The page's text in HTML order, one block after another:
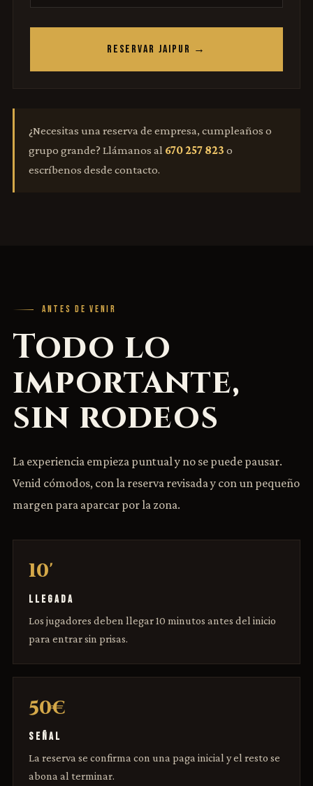
RESERVAR JAIPUR →
¿Necesitas una reserva de empresa, cumpleaños o
grupo grande? Llámanos al 670 257 823 o
escríbenos desde contacto.
ANTES DE VENIR
Todo lo
importante,
sin rodeos
La experiencia empieza puntual y no se puede pausar.
Venid cómodos, con la reserva revisada y con un pequeño
margen para aparcar por la zona.
10'
LLEGADA
Los jugadores deben llegar 10 minutos antes del inicio
para entrar sin prisas.
50€
SEÑAL
La reserva se confirma con una paga inicial y el resto se
abona al terminar.